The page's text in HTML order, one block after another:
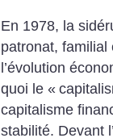
En 1978, la
patronat, familial
l’évolution
quoi le «
capitalisme
stabilité. Devant